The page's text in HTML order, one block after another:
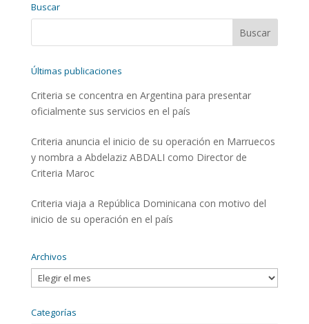
Buscar
Últimas publicaciones
Criteria se concentra en Argentina para presentar
oficialmente sus servicios en el país
Criteria anuncia el inicio de su operación en Marruecos
y nombra a Abdelaziz ABDALI como Director de
Criteria Maroc
Criteria viaja a República Dominicana con motivo del
inicio de su operación en el país
Archivos
Archivos
Categorías